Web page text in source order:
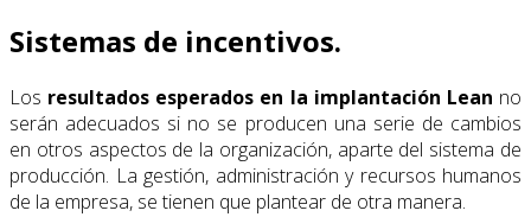
Sistemas de incentivos.
Los resultados esperados en la implantación Lean no
serán adecuados si no se producen una serie de cambios
en otros aspectos de la organización, aparte del sistema de
producción. La gestión, administración y recursos humanos
de la empresa, se tienen que plantear de otra manera.